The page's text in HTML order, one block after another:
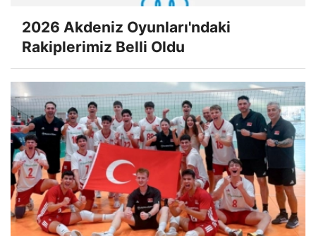
2026 Akdeniz Oyunları'ndaki
Rakiplerimiz Belli Oldu